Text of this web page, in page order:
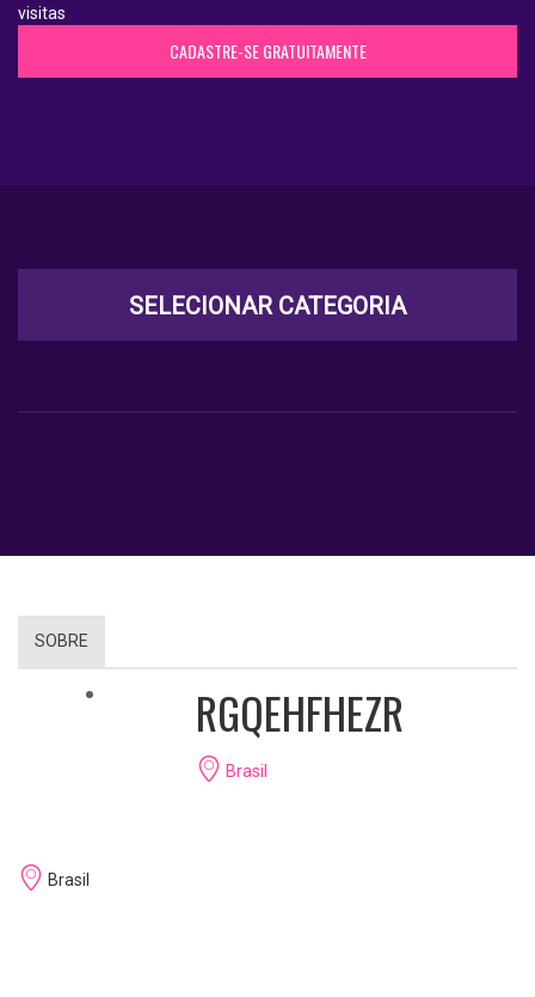
visitas
CADASTRE-SE GRATUITAMENTE
SELECIONAR CATEGORIA
SOBRE
RGQEHFHEZR
Brasil
Brasil